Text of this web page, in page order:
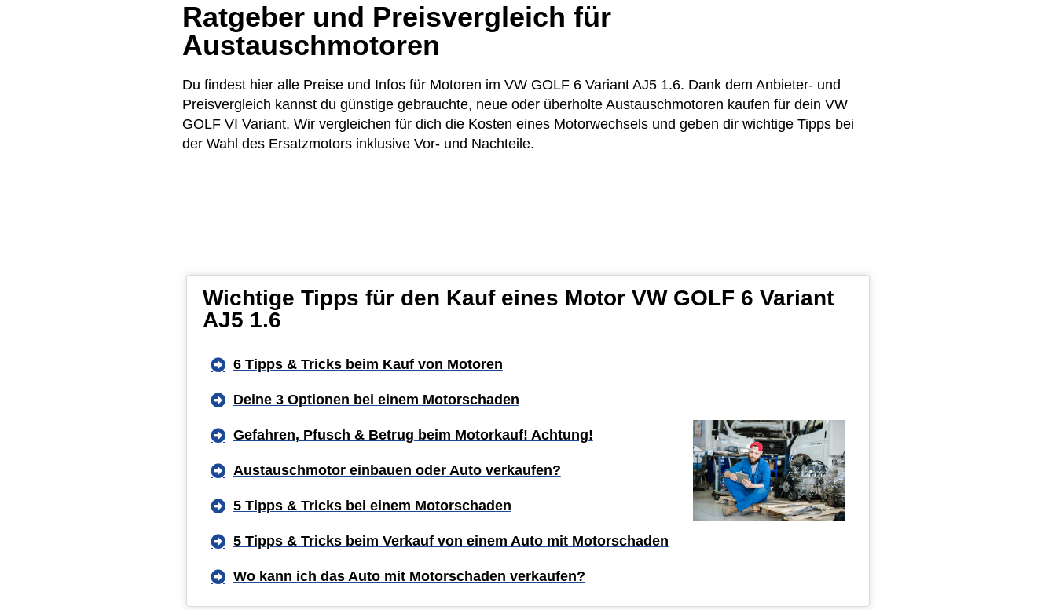
Ratgeber und Preisvergleich für
Austauschmotoren
Du findest hier alle Preise und Infos für Motoren im VW GOLF 6 Variant AJ5 1.6. Dank dem Anbieter- und
Preisvergleich kannst du günstige gebrauchte, neue oder überholte Austauschmotoren kaufen für dein VW
GOLF VI Variant. Wir vergleichen für dich die Kosten eines Motorwechsels und geben dir wichtige Tipps bei
der Wahl des Ersatzmotors inklusive Vor- und Nachteile.
Wichtige Tipps für den Kauf eines Motor VW GOLF 6 Variant
AJ5 1.6
6 Tipps & Tricks beim Kauf von Motoren
Deine 3 Optionen bei einem Motorschaden
Gefahren, Pfusch & Betrug beim Motorkauf! Achtung!
Austauschmotor einbauen oder Auto verkaufen?
5 Tipps & Tricks bei einem Motorschaden
5 Tipps & Tricks beim Verkauf von einem Auto mit Motorschaden
Wo kann ich das Auto mit Motorschaden verkaufen?